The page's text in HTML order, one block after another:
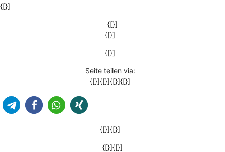
{[}]
{[}]
{[}]
{[}]
Seite teilen via:
{[}]{[}]{[}]{[}]
{[}]{[}]
{[}]{[}]